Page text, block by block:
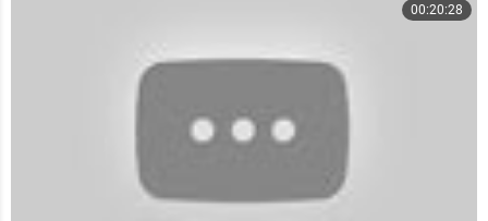
00:20:28